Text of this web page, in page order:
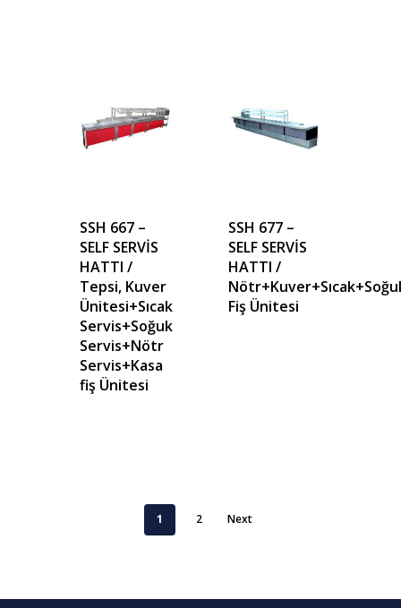
SSH 667 –
SELF SERVİS
HATTI /
Tepsi, Kuver
Ünitesi+Sıcak
Servis+Soğuk
Servis+Nötr
Servis+Kasa
fiş Ünitesi
SSH 677 –
SELF SERVİS
HATTI /
Fiş Ünitesi
1 2 Next